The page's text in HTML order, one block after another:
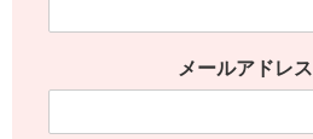
メールアドレス